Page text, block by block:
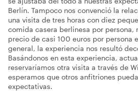
Berlín. Tampoco nos convenció la
una visita de tres horas con diez
comida casera berlinesa por persona,
precio de casi 100 euros por persona
general, la experiencia nos resultó
Basándonos en esta experiencia,
reservaríamos otra visita a través de
esperamos que otros anfitriones
expectativas.